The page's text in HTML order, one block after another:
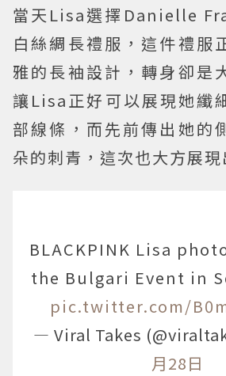
當天Lisa選擇Danielle
白絲綢長禮服，這件禮服
雅的長袖設計，轉身卻是
讓Lisa正好可以展現她纖
部線條，而先前傳出她的
朵的刺青，這次也大方展現
BLACKPINK Lisa
the Bulgari Event in
pic.twitter.com/
— Viral Takes
月28日